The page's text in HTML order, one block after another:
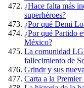
¿Hace falta más
superhéroes?
¿Por qué Demi
¿Por qué Partido
México?
La comunidad
fallecimiento de
Grindr y sus
Carta a la